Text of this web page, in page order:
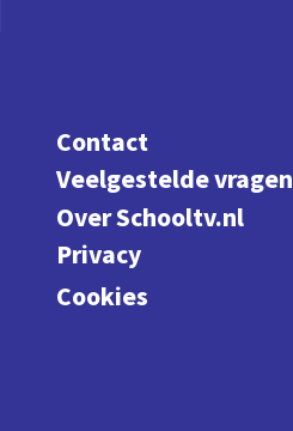
Contact
Veelgestelde vragen
Over Schooltv.nl
Privacy
Cookies